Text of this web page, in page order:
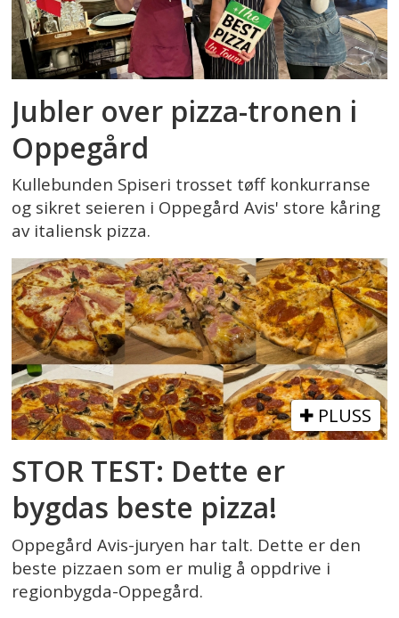
Jubler over pizza-tronen i
Oppegård
Kullebunden Spiseri trosset tøff konkurranse
og sikret seieren i Oppegård Avis' store kåring
av italiensk pizza.
PLUSS
STOR TEST: Dette er
bygdas beste pizza!
Oppegård Avis-juryen har talt. Dette er den
beste pizzaen som er mulig å oppdrive i
regionbygda-Oppegård.